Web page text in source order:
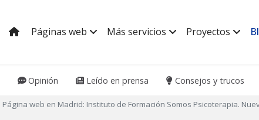
Páginas web Más servicios Proyectos
Opinión Leído en prensa Consejos y trucos
Página web en Madrid: Instituto de Formación Somos Psicoterapia.